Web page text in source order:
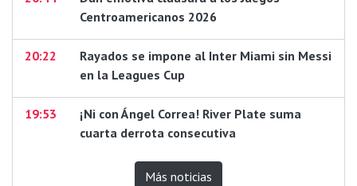
Centroamericanos 2026
20:22
Rayados se impone al Inter Miami sin Messi
en la Leagues Cup
19:53
¡Ni con Ángel Correa! River Plate suma
cuarta derrota consecutiva
Más noticias